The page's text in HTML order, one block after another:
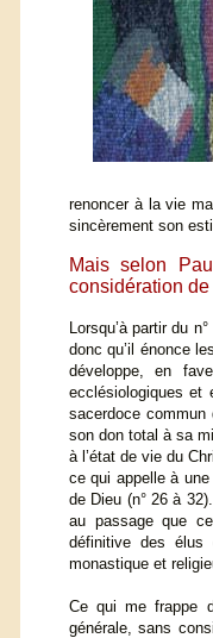
renoncer à la vie
sincèrement son
Mais selon
considération
Lorsqu’à partir du
donc qu’il énonce
développe, en
ecclésiologiques et
sacerdoce
son don total à sa
à l’état de vie du
ce qui appelle à
de Dieu (n° 26 à
au passage que
définitive des élus
monastique et
Ce qui me frappe
générale, sans